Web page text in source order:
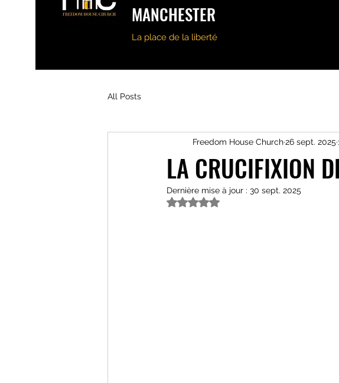
MANCHESTER
La place de la liberté
All Posts
LA CRUCIFIXION
Freedom House Church26 sept. 2025
Dernière mise à jour : 30 sept. 2025
Noté NaN étoiles sur 5.